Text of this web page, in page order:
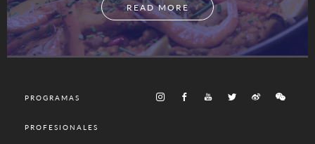
READ MORE
PROGRAMAS
PROFESIONALES